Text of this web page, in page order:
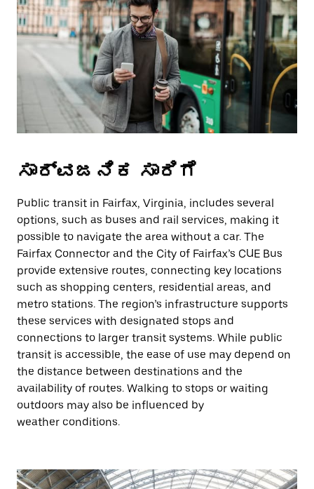
ಸಾರ್ವಜನಿಕ ಸಾರಿಗೆ
Public transit in Fairfax, Virginia, includes several
options, such as buses and rail services, making it
possible to navigate the area without a car. The
Fairfax Connector and the City of Fairfax’s CUE Bus
provide extensive routes, connecting key locations
such as shopping centers, residential areas, and
metro stations. The region’s infrastructure supports
these services with designated stops and
connections to larger transit systems. While public
transit is accessible, the ease of use may depend on
the distance between destinations and the
availability of routes. Walking to stops or waiting
outdoors may also be influenced by
weather conditions.